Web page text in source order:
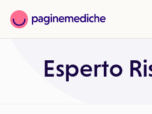
Esperto